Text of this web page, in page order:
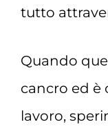
tutto
Quando
cancro ed è
lavoro,